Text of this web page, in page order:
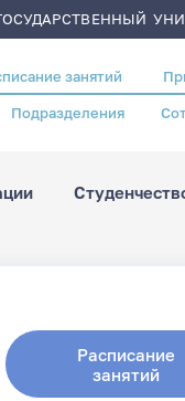
занятий
Подразделения
Расписание
занятий